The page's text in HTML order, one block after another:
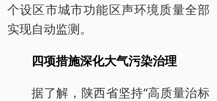
个设区市城市功能区声环境质量全部
实现自动监测。
四项措施深化大气污染治理
据了解，陕西省坚持“高质量治标